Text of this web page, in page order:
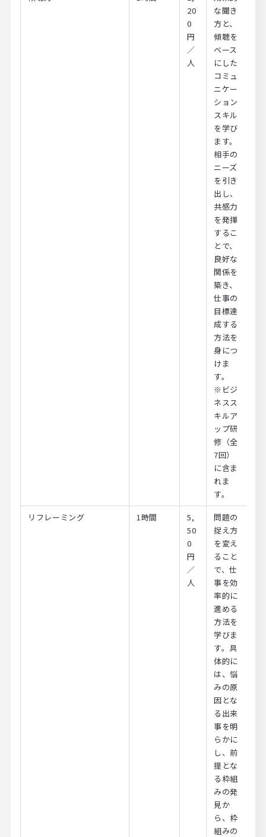
20
0
円
／
人
な聞き
方と、
傾聴を
ベース
にした
コミュ
ニケー
ション
スキル
を学び
ます。
相手の
ニーズ
を引き
出し、
共感力
を発揮
するこ
とで、
良好な
関係を
築き、
仕事の
目標達
成する
方法を
身につ
けま
す。
※ビジ
ネスス
キルア
ップ研
修（全
7回）
に含ま
れま
す。
リフレーミング 1時間
5,
50
0
円
／
人
問題の
捉え方
を変え
ること
で、仕
事を効
率的に
進める
方法を
学びま
す。具
体的に
は、悩
みの原
因とな
る出来
事を明
らかに
し、前
提とな
る枠組
みの発
見か
ら、枠
組みの